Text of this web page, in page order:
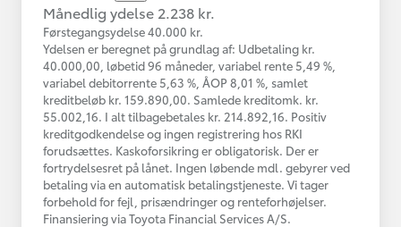
Månedlig ydelse 2.238 kr.
Førstegangsydelse 40.000 kr.
Ydelsen er beregnet på grundlag af: Udbetaling kr.
40.000,00, løbetid 96 måneder, variabel rente 5,49 %,
variabel debitorrente 5,63 %, ÅOP 8,01 %, samlet
kreditbeløb kr. 159.890,00. Samlede kreditomk. kr.
55.002,16. I alt tilbagebetales kr. 214.892,16. Positiv
kreditgodkendelse og ingen registrering hos RKI
forudsættes. Kaskoforsikring er obligatorisk. Der er
fortrydelsesret på lånet. Ingen løbende mdl. gebyrer ved
betaling via en automatisk betalingstjeneste. Vi tager
forbehold for fejl, prisændringer og renteforhøjelser.
Finansiering via Toyota Financial Services A/S.